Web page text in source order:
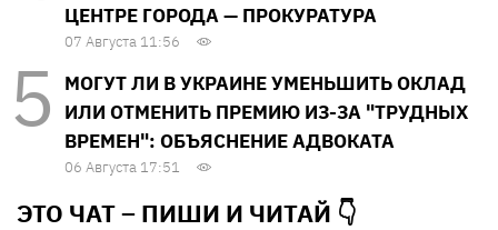
ЦЕНТРЕ ГОРОДА — ПРОКУРАТУРА
07 Августа 11:56
МОГУТ ЛИ В УКРАИНЕ УМЕНЬШИТЬ ОКЛАД
ИЛИ ОТМЕНИТЬ ПРЕМИЮ ИЗ-ЗА "ТРУДНЫХ
ВРЕМЕН": ОБЪЯСНЕНИЕ АДВОКАТА
06 Августа 17:51
ЭТО ЧАТ – ПИШИ И ЧИТАЙ 👇